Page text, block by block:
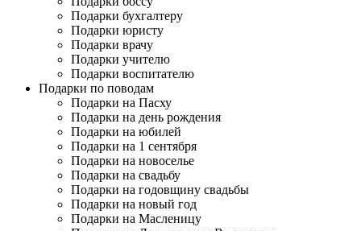
Подарки бухгалтеру
Подарки юристу
Подарки врачу
Подарки учителю
Подарки воспитателю
Подарки по поводам
Подарки на Пасху
Подарки на день рождения
Подарки на юбилей
Подарки на 1 сентября
Подарки на новоселье
Подарки на свадьбу
Подарки на годовщину свадьбы
Подарки на новый год
Подарки на Масленицу